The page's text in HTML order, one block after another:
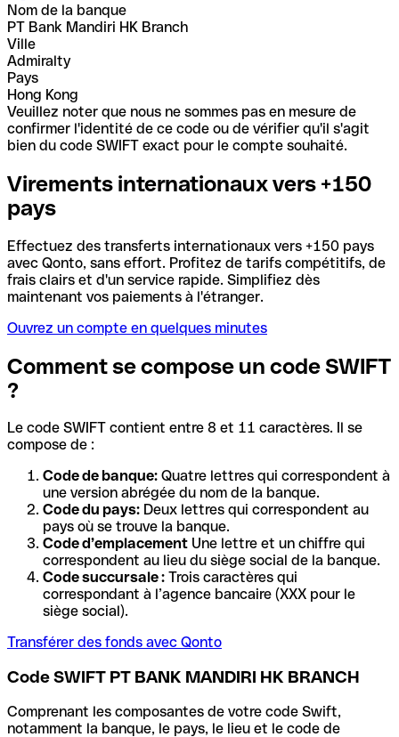
Nom de la banque
PT Bank Mandiri HK Branch
Ville
Admiralty
Pays
Hong Kong
Veuillez noter que nous ne sommes pas en mesure de
confirmer l'identité de ce code ou de vérifier qu'il s'agit
bien du code SWIFT exact pour le compte souhaité.
Virements internationaux vers +150
pays
Effectuez des transferts internationaux vers +150 pays
avec Qonto, sans effort. Profitez de tarifs compétitifs, de
frais clairs et d'un service rapide. Simplifiez dès
maintenant vos paiements à l'étranger.
Ouvrez un compte en quelques minutes
Comment se compose un code SWIFT
?
Le code SWIFT contient entre 8 et 11 caractères. Il se
compose de :
Code de banque: Quatre lettres qui correspondent à
une version abrégée du nom de la banque.
Code du pays: Deux lettres qui correspondent au
pays où se trouve la banque.
Code d’emplacement Une lettre et un chiffre qui
correspondent au lieu du siège social de la banque.
Code succursale : Trois caractères qui
correspondant à l’agence bancaire (XXX pour le
siège social).
Transférer des fonds avec Qonto
Code SWIFT PT BANK MANDIRI HK BRANCH
Comprenant les composantes de votre code Swift,
notamment la banque, le pays, le lieu et le code de